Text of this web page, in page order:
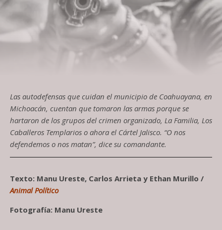
Las autodefensas que cuidan el municipio de Coahuayana, en
Michoacán, cuentan que tomaron las armas porque se
hartaron de los grupos del crimen organizado, La Familia, Los
Caballeros Templarios o ahora el Cártel Jalisco. “O nos
defendemos o nos matan”, dice su comandante.
Texto: Manu Ureste, Carlos Arrieta y Ethan Murillo /
Animal Político
Fotografía: Manu Ureste